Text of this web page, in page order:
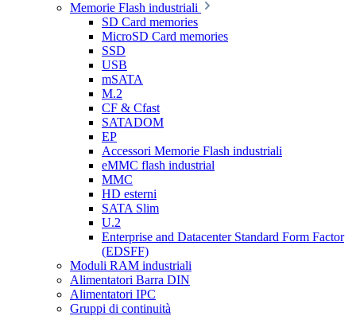
Memorie Flash industriali
SD Card memories
MicroSD Card memories
SSD
USB
mSATA
M.2
CF & Cfast
SATADOM
EP
Accessori Memorie Flash industriali
eMMC flash industrial
MMC
HD esterni
SATA Slim
U.2
Enterprise and Datacenter Standard Form Factor
(EDSFF)
Moduli RAM industriali
Alimentatori Barra DIN
Alimentatori IPC
Gruppi di continuità